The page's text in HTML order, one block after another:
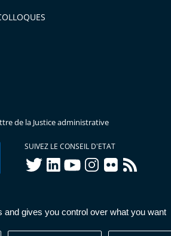
and gives you control over what you want
de la Justice administrative
SUIVEZ LE CONSEIL D'ETAT
twitterlinkedInyoutubeinstagram
flickr rss
Mentions légales
Données
administratives-Accessibilité :